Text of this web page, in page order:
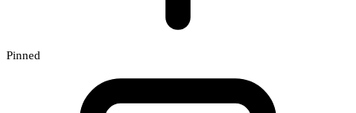
Pinned